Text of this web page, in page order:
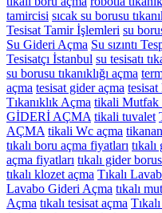
tamircisi sıcak su borusu
Tesisat Tamir İşlemleri su
Su Gideri Açma Su sızıntı
Tesisatçı İstanbul su tesisatı
su borusu tıkanıklığı açma
açma tesisat gider açma tesisat
Tıkanıklık Açma tikali Mutfak
GİDERİ AÇMA tikali tuvalet
AÇMA tikali Wc açma
tıkalı boru açma fiyatları tıkalı
açma fiyatları tıkalı gider
tıkalı klozet açma Tıkalı
Lavabo Gideri Açma tıkalı
Açma tıkalı tesisat açma